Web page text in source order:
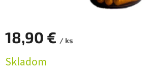
18,90 € / ks
cena:
Skladom